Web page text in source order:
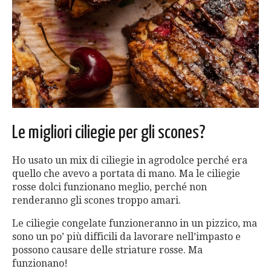
Le migliori ciliegie per gli scones?
Ho usato un mix di ciliegie in agrodolce perché era
quello che avevo a portata di mano. Ma le ciliegie
rosse dolci funzionano meglio, perché non
renderanno gli scones troppo amari.
Le ciliegie congelate funzioneranno in un pizzico, ma
sono un po’ più difficili da lavorare nell’impasto e
possono causare delle striature rosse. Ma
funzionano!